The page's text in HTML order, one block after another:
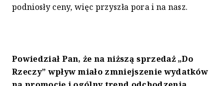
podniosły ceny, więc przyszła pora i na nasz.
Powiedział Pan, że na niższą sprzedaż „Do
Rzeczy” wpływ miało zmniejszenie wydatków